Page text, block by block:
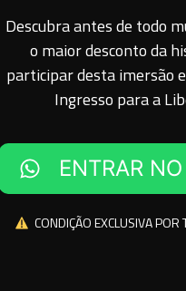
Descubra antes de todo
o maior desconto da
participar desta imersão
Ingresso para a
ENTRAR
CONDIÇÃO EXCLUSIVA POR